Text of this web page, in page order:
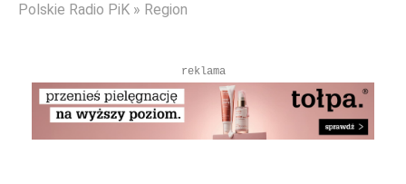
Polskie Radio PiK Region
reklama